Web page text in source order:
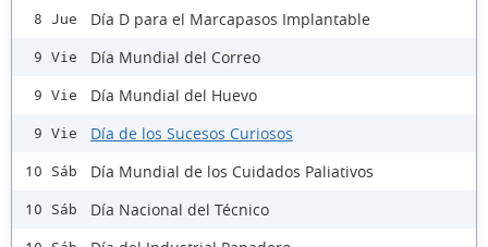
8 Jue Día D para el Marcapasos Implantable
9 Vie Día Mundial del Correo
9 Vie Día Mundial del Huevo
9 Vie Día de los Sucesos Curiosos
10 Sáb Día Mundial de los Cuidados Paliativos
10 Sáb Día Nacional del Técnico